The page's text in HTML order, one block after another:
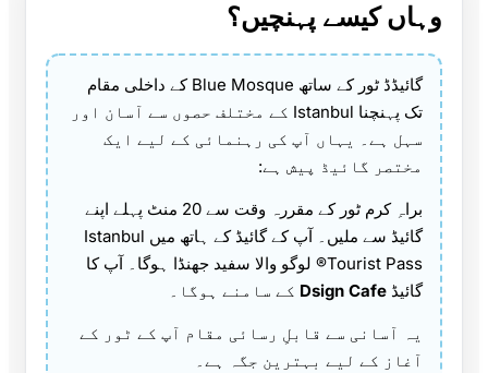
وہاں کیسے پہنچیں؟
گائیڈڈ ٹور کے ساتھ Blue Mosque کے داخلی مقام
تک پہنچنا Istanbul کے مختلف حصوں سے آسان اور
سہل ہے۔ یہاں آپ کی رہنمائی کے لیے ایک
مختصر گائیڈ پیش ہے:
براہِ کرم ٹور کے مقررہ وقت سے 20 منٹ پہلے اپنے
گائیڈ سے ملیں۔ آپ کے گائیڈ کے ہاتھ میں Istanbul
Tourist Pass® لوگو والا سفید جھنڈا ہوگا۔ آپ کا
گائیڈ Dsign Cafe کے سامنے ہوگا۔
یہ آسانی سے قابلِ رسائی مقام آپ کے ٹور کے
آغاز کے لیے بہترین جگہ ہے۔